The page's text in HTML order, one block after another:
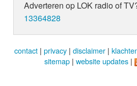
Adverteren op LOK radio of
13364828
contact | privacy | disclaimer |
sitemap | website updates |